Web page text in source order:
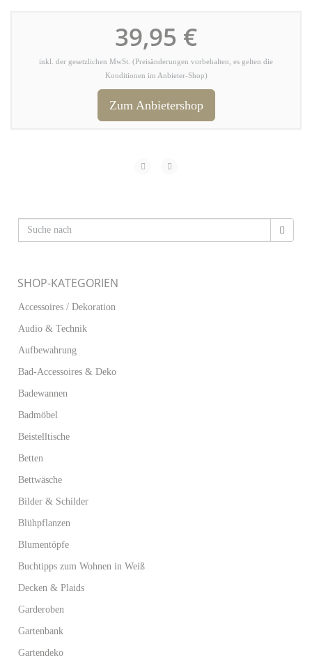
39,95 €
inkl. der gesetzlichen MwSt. (Preisänderungen vorbehalten, es gelten die
Konditionen im Anbieter-Shop)
Zum Anbietershop
SHOP-KATEGORIEN
Accessoires / Dekoration
Audio & Technik
Aufbewahrung
Bad-Accessoires & Deko
Badewannen
Badmöbel
Beistelltische
Betten
Bettwäsche
Bilder & Schilder
Blühpflanzen
Blumentöpfe
Buchtipps zum Wohnen in Weiß
Decken & Plaids
Garderoben
Gartenbank
Gartendeko